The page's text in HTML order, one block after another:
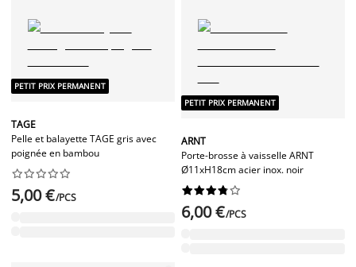
PETIT PRIX PERMANENT
TAGE
Pelle et balayette TAGE gris avec
poignée en bambou






5,00 €/PCS
PETIT PRIX PERMANENT
ARNT
Porte-brosse à vaisselle ARNT
Ø11xH18cm acier inox. noir






6,00 €/PCS